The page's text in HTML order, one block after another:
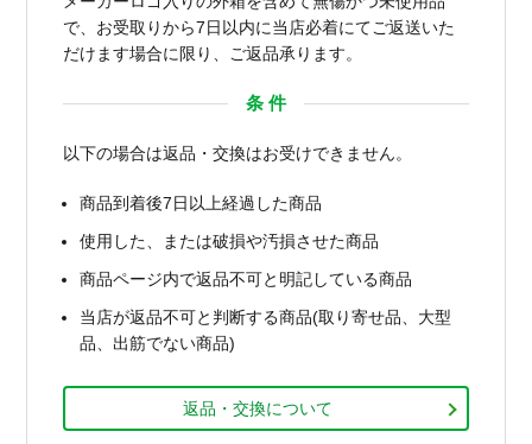
で、お受取りから7日以内に当店必着にてご返送いた
だけます場合に限り、ご返品承ります。
条 件
以下の場合は返品・交換はお受けできません。
商品到着後7日以上経過した商品
使用した、または破損や汚損させた商品
商品ページ内で返品不可と明記している商品
当店が返品不可と判断する商品(取り寄せ品、大型
品、出筋でない商品)
返品・交換について